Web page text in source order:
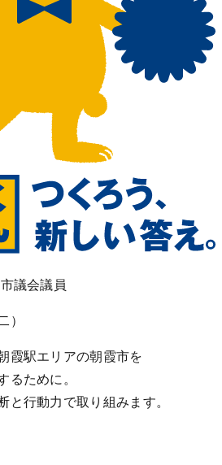
議会議員
）
霞駅エリアの朝霞市を
るために。
と行動力で取り組みます。